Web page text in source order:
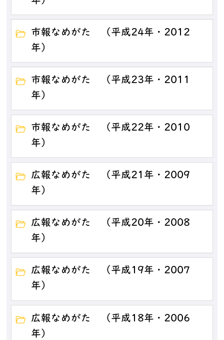
市報なめがた （平成24年・2012
年）
市報なめがた （平成23年・2011
年）
市報なめがた （平成22年・2010
年）
広報なめがた （平成21年・2009
年）
広報なめがた （平成20年・2008
年）
広報なめがた （平成19年・2007
年）
広報なめがた （平成18年・2006
年）